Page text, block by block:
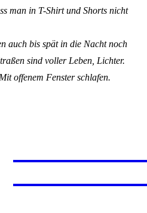
man in T-Shirt und Shorts nicht
auch bis spät in die Nacht noch
sind voller Leben, Lichter.
offenem Fenster schlafen.